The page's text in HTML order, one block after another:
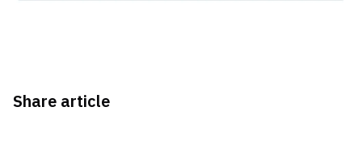
Share article